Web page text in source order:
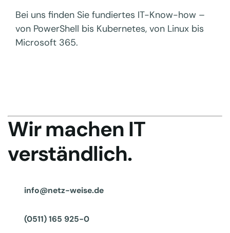
Bei uns finden Sie fundiertes IT-Know-how –
von PowerShell bis Kubernetes, von Linux bis
Microsoft 365.
Wir machen IT
verständlich.
info@netz-weise.de
(0511) 165 925-0